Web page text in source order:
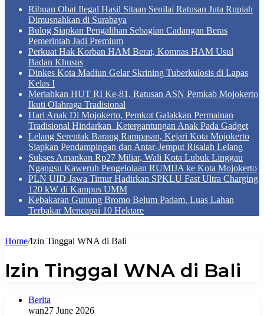
Ribuan Obat Ilegal Hasil Sitaan Senilai Ratusan Juta Rupiah
Dimusnahkan di Surabaya
Bulog Siapkan Pengalihan Sebagian Cadangan Beras
Pemerintah Jadi Premium
Perkuat Hak Korban HAM Berat, Komnas HAM Usul
Badan Khusus
Dinkes Kota Madiun Gelar Skrining Tuberkulosis di Lapas
Kelas I
Meriahkan HUT RI Ke-81, Ratusan ASN Pemkab Mojokerto
Ikuti Olahraga Tradisional
Hari Anak Di Mojokerto, Pemkot Galakkan Permainan
Tradisional Hindarkan Ketergantungan Anak Pada Gadget
Lelang Serentak Barang Rampasan, Kejari Kota Mojokerto
Siapkan Pendampingan dan Antar-Jemput Risalah Lelang
Sukses Amankan Rp27 Miliar, Wali Kota Lubuk Linggau
Ngangsu Kaweruh Pengelolaan RUMIJA ke Kota Mojokerto
PLN UID Jawa Timur Hadirkan SPKLU Fast Ultra Charging
120 kW di Kampus UMM
Kebakaran Gunung Bromo Belum Padam, Luas Lahan
Terbakar Mencapai 10 Hektare
Home/Izin Tinggal WNA di Bali
Izin Tinggal WNA di Bali
Berita
wan27 June 2026